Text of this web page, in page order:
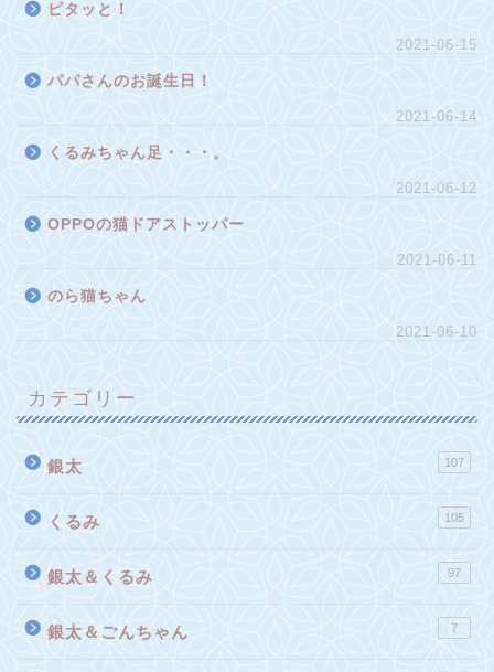
ピタッと！
2021-06-15
パパさんのお誕生日！
2021-06-14
くるみちゃん足・・・。
2021-06-12
OPPOの猫ドアストッパー
2021-06-11
のら猫ちゃん
2021-06-10
カテゴリー
銀太 107
くるみ 105
銀太＆くるみ 97
銀太＆ごんちゃん 7